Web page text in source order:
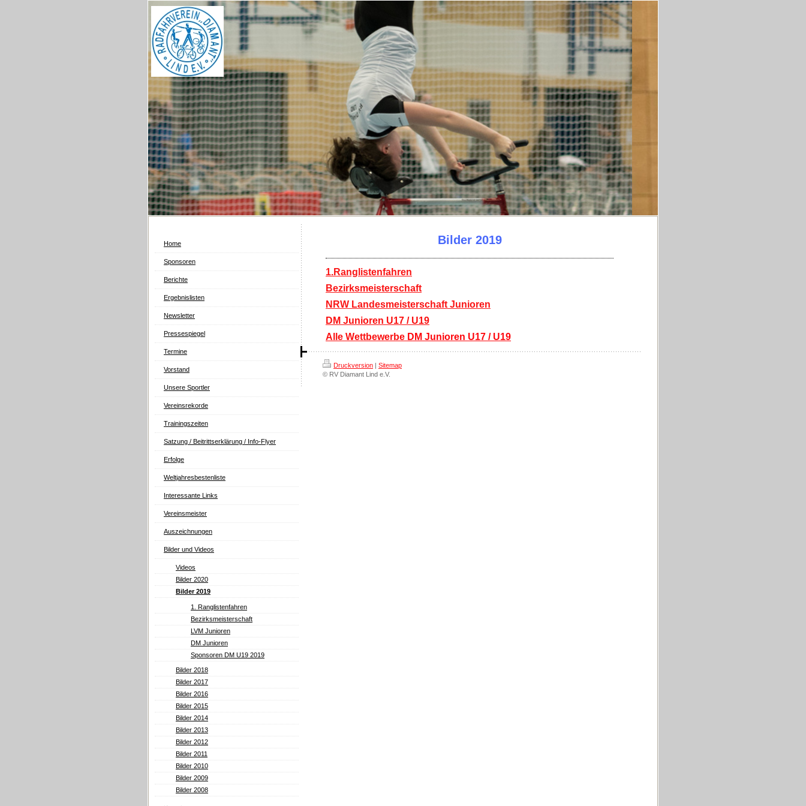
Home
Sponsoren
Berichte
Ergebnislisten
Newsletter
Pressespiegel
Termine
Vorstand
Unsere Sportler
Vereinsrekorde
Trainingszeiten
Satzung / Beitrittserklärung / Info-Flyer
Erfolge
Weltjahresbestenliste
Interessante Links
Vereinsmeister
Auszeichnungen
Bilder und Videos
Videos
Bilder 2020
Bilder 2019
1. Ranglistenfahren
Bezirksmeisterschaft
LVM Junioren
DM Junioren
Sponsoren DM U19 2019
Bilder 2018
Bilder 2017
Bilder 2016
Bilder 2015
Bilder 2014
Bilder 2013
Bilder 2012
Bilder 2011
Bilder 2010
Bilder 2009
Bilder 2008
Bilder 2019
1.Ranglistenfahren
Bezirksmeisterschaft
NRW Landesmeisterschaft Junioren
DM Junioren U17 / U19
Alle Wettbewerbe DM Junioren U17 / U19
Druckversion | Sitemap
© RV Diamant Lind e.V.